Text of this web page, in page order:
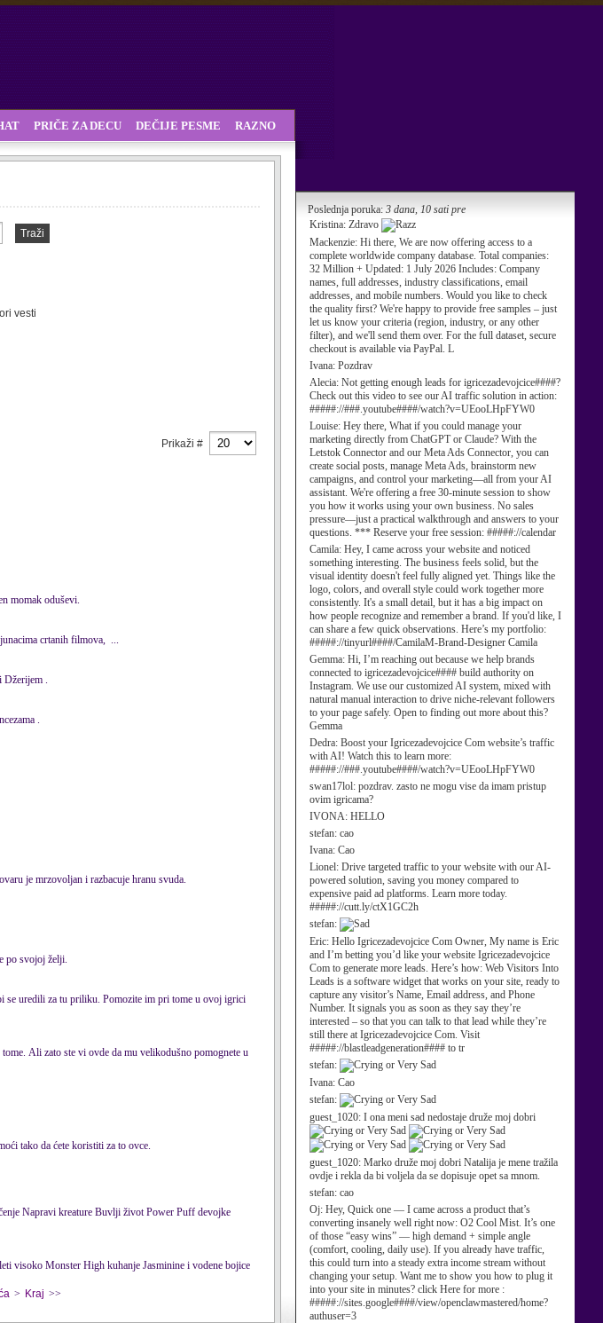
Poslednja poruka: 3 dana, 10 sati pre
Kristina: Zdravo
Mackenzie: Hi there, We are now offering access to a
complete worldwide company database. Total companies:
32 Million + Updated: 1 July 2026 Includes: Company
names, full addresses, industry classifications, email
addresses, and mobile numbers. Would you like to check
the quality first? We're happy to provide free samples – just
let us know your criteria (region, industry, or any other
filter), and we'll send them over. For the full dataset, secure
checkout is available via PayPal. L
Ivana: Pozdrav
Alecia: Not getting enough leads for igricezadevojcice####?
Check out this video to see our AI traffic solution in action:
#####://###.youtube####/watch?v=UEooLHpFYW0
Louise: Hey there, What if you could manage your
marketing directly from ChatGPT or Claude? With the
Letstok Connector and our Meta Ads Connector, you can
create social posts, manage Meta Ads, brainstorm new
campaigns, and control your marketing—all from your AI
assistant. We're offering a free 30-minute session to show
you how it works using your own business. No sales
pressure—just a practical walkthrough and answers to your
questions. *** Reserve your free session: #####://calendar
Camila: Hey, I came across your website and noticed
something interesting. The business feels solid, but the
visual identity doesn't feel fully aligned yet. Things like the
logo, colors, and overall style could work together more
consistently. It's a small detail, but it has a big impact on
how people recognize and remember a brand. If you'd like, I
can share a few quick observations. Here’s my portfolio:
#####://tinyurl####/CamilaM-Brand-Designer Camila
Gemma: Hi, I’m reaching out because we help brands
connected to igricezadevojcice#### build authority on
Instagram. We use our customized AI system, mixed with
natural manual interaction to drive niche-relevant followers
to your page safely. Open to finding out more about this?
Gemma
Dedra: Boost your Igricezadevojcice Com website’s traffic
with AI! Watch this to learn more:
#####://###.youtube####/watch?v=UEooLHpFYW0
swan17lol: pozdrav. zasto ne mogu vise da imam pristup
ovim igricama?
IVONA: HELLO
stefan: cao
Ivana: Cao
Lionel: Drive targeted traffic to your website with our AI-
powered solution, saving you money compared to
expensive paid ad platforms. Learn more today.
#####://cutt.ly/ctX1GC2h
stefan:
Eric: Hello Igricezadevojcice Com Owner, My name is Eric
and I’m betting you’d like your website Igricezadevojcice
Com to generate more leads. Here’s how: Web Visitors Into
Leads is a software widget that works on your site, ready to
capture any visitor’s Name, Email address, and Phone
Number. It signals you as soon as they say they’re
interested – so that you can talk to that lead while they’re
still there at Igricezadevojcice Com. Visit
#####://blastleadgeneration#### to tr
stefan:
Ivana: Cao
stefan:
guest_1020: I ona meni sad nedostaje druže moj dobri
guest_1020: Marko druže moj dobri Natalija je mene tražila
ovdje i rekla da bi voljela da se dopisuje opet sa mnom.
stefan: cao
Oj: Hey, Quick one — I came across a product that’s
converting insanely well right now: O2 Cool Mist. It’s one
of those “easy wins” — high demand + simple angle
(comfort, cooling, daily use). If you already have traffic,
this could turn into a steady extra income stream without
changing your setup. Want me to show you how to plug it
into your site in minutes? click Here for more :
#####://sites.google####/view/openclawmastered/home?
authuser=3
PRIČE ZA DECU DEČIJE PESME RAZNO
Traži
vesti
Prikaži #
momak oduševi.
crtanih filmova, ...
Džerijem .
.
je mrzovoljan i razbacuje hranu svuda.
po svojoj želji.
se uredili za tu priliku. Pomozite im pri tome u ovoj igrici
Ali zato ste vi ovde da mu velikodušno pomognete u
tako da ćete koristiti za to ovce.
> Kraj >>